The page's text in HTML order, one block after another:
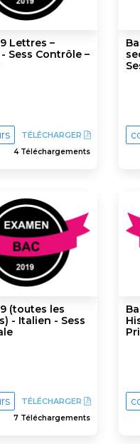
Lettres –
Sess Contrôle –
TÉLÉCHARGER
4 Téléchargements
(toutes les
- Italien - Sess
TÉLÉCHARGER
7 Téléchargements